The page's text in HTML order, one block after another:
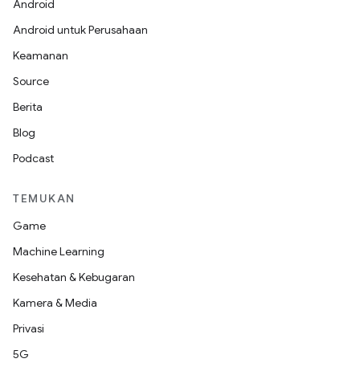
Android
Android untuk Perusahaan
Keamanan
Source
Berita
Blog
Podcast
TEMUKAN
Game
Machine Learning
Kesehatan & Kebugaran
Kamera & Media
Privasi
5G